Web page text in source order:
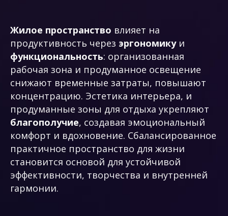
Жилое пространство влияет на
продуктивность через эргономикуи
функциональность: организованная
рабочая зона и продуманное освещение
снижают временные затраты, повышают
концентрацию. Эстетика интерьера, и
продуманные зоны для отдыха укрепляют
благополучие, создавая эмоциональный
комфорт и вдохновение. Сбалансированное
практичное пространство для жизни
становится основой для устойчивой
эффективности, творчества и внутренней
гармонии.